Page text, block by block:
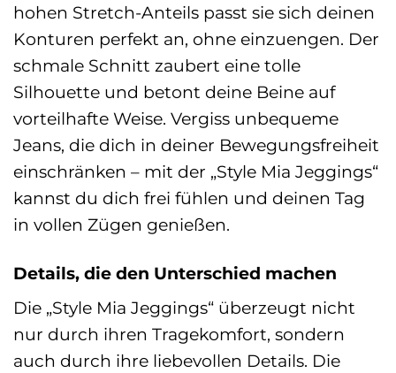
hohen Stretch-Anteils passt sie sich deinen
Konturen perfekt an, ohne einzuengen. Der
schmale Schnitt zaubert eine tolle
Silhouette und betont deine Beine auf
vorteilhafte Weise. Vergiss unbequeme
Jeans, die dich in deiner Bewegungsfreiheit
einschränken – mit der „Style Mia Jeggings“
kannst du dich frei fühlen und deinen Tag
in vollen Zügen genießen.
Details, die den Unterschied machen
Die „Style Mia Jeggings“ überzeugt nicht
nur durch ihren Tragekomfort, sondern
auch durch ihre liebevollen Details. Die